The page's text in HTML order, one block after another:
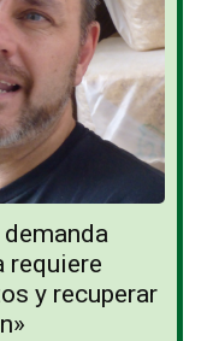
requiere
y recuperar